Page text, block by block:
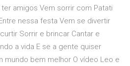
amigos Vem sorrir com Patati
nessa festa Vem se divertir
Sorrir e brincar Cantar e
a vida E se a gente quiser
mundo bem melhor O vídeo Leo e